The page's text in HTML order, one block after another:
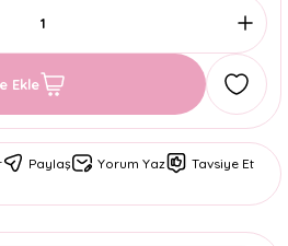
Ekle
Paylaş Yorum Yaz
Tavsiye Et